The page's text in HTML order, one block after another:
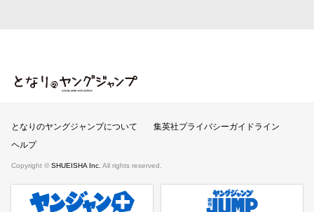
となりのヤングジャンプ
となりのヤングジャンプについて
集英社プライバシーガイドライン
ヘルプ
Copyright © SHUEISHA Inc. All rights reserved.
ヤンジャンプラス 週刊ヤングジャンプ公式サイト